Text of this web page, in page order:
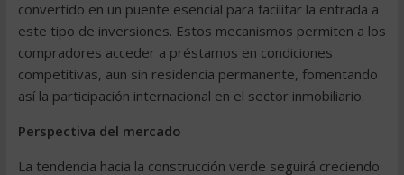
convertido en un puente esencial para facilitar la entrada a
este tipo de inversiones. Estos mecanismos permiten a los
compradores acceder a préstamos en condiciones
competitivas, aun sin residencia permanente, fomentando
así la participación internacional en el sector inmobiliario.
Perspectiva del mercado
La tendencia hacia la construcción verde seguirá creciendo